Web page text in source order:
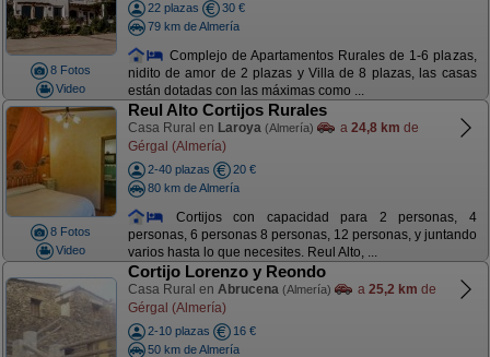
8 Fotos
Video
22 plazas
30 €
79 km de Almería
Complejo de Apartamentos Rurales de 1-6 plazas,
nidito de amor de 2 plazas y Villa de 8 plazas, las casas
están dotadas con las máximas como ...
8 Fotos
Video
Reul Alto Cortijos Rurales
Casa Rural en Laroya (Almería) a 24,8 km de
Gérgal (Almería)
2-40 plazas
20 €
80 km de Almería
Cortijos con capacidad para 2 personas, 4
personas, 6 personas 8 personas, 12 personas, y juntando
varios hasta lo que necesites. Reul Alto, ...
Cortijo Lorenzo y Reondo
Casa Rural en Abrucena (Almería) a 25,2 km de
Gérgal (Almería)
2-10 plazas
16 €
50 km de Almería